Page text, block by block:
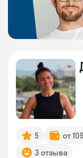
5 от
3 отзыва